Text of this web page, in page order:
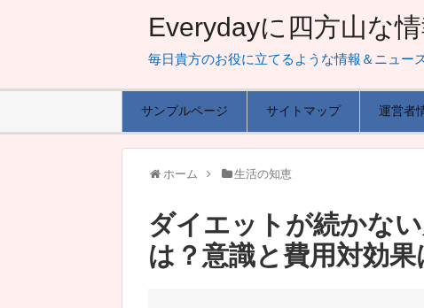
Everydayに四方山な情
毎日貴方のお役に立てるような情報＆ニュー
サンプルページ サイトマップ 運営者
ホーム 生活の知恵
ダイエットが続かな
は？意識と費用対効果